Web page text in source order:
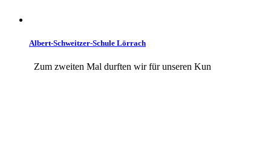
Albert-Schweitzer-Schule Lörrach
Zum zweiten Mal durften wir für unseren Kun